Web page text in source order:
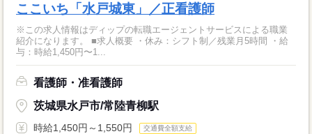
ここいち「水戸城東」／正看護師
※この求人情報はディップの転職エージェントサービスによる職業
紹介になります。 ■求人概要 ・休み：シフト制／残業月5時間 ・給
与：時給1,450円〜1...
看護師・准看護師
茨城県水戸市/常陸青柳駅
時給1,450円～1,550円 交通費全額支給